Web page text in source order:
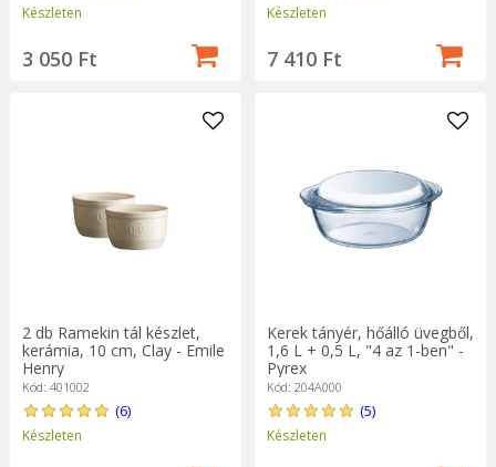
Készleten
3 050 Ft
Készleten
7 410 Ft
2 db Ramekin tál készlet,
kerámia, 10 cm, Clay - Emile
Henry
Kód: 401002
(6)
Készleten
Kerek tányér, hőálló üvegből,
1,6 L + 0,5 L, "4 az 1-ben" -
Pyrex
Kód: 204A000
(5)
Készleten